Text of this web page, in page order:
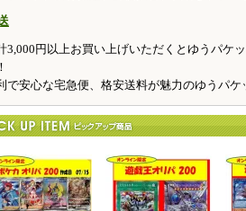
3,000円以上お買い上げいただくとゆうパケ
で安心な宅急便、格安送料が魅力のゆうパケ